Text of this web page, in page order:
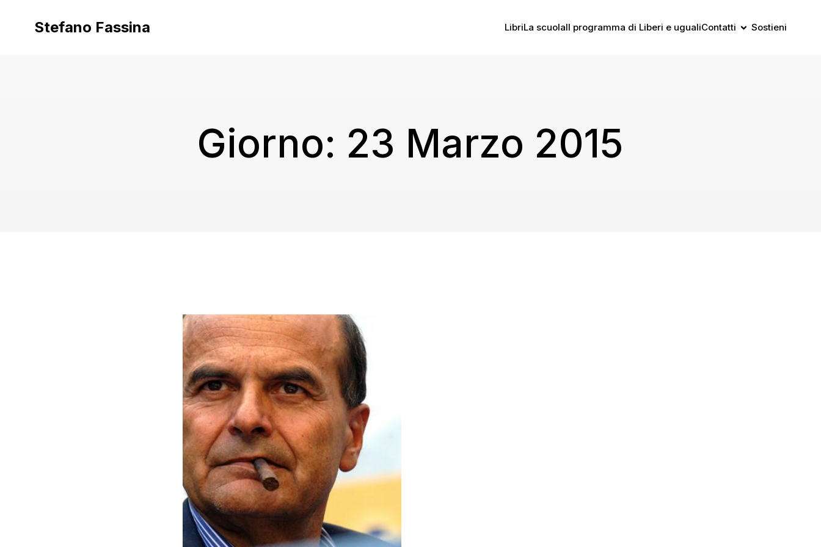
contenutoStefano Fassina LibriLa scuolaIl programma di Liberi e ugualiContatti Sostieni
Giorno: 23 Marzo 2015